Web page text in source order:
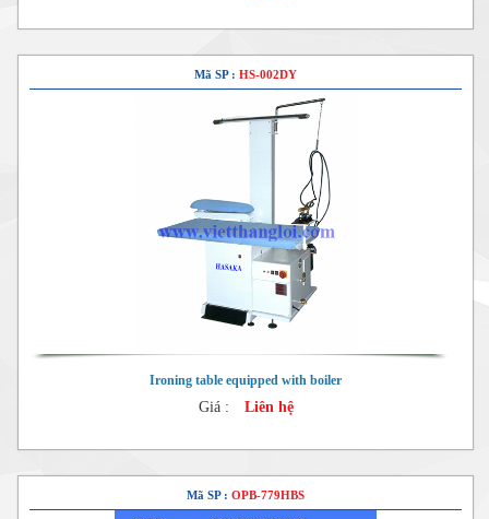
Mã SP : HS-002DY
Ironing table equipped with boiler
Giá : Liên hệ
Mã SP : OPB-779HBS